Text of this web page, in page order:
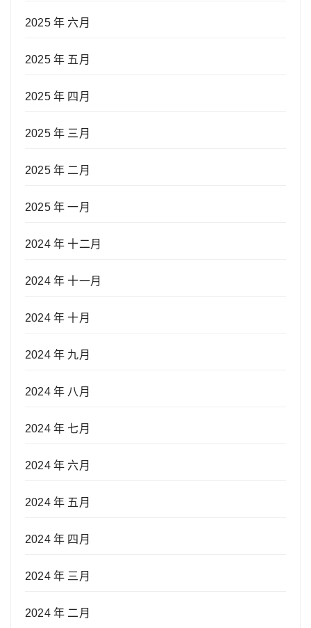
2025 年 六月
2025 年 五月
2025 年 四月
2025 年 三月
2025 年 二月
2025 年 一月
2024 年 十二月
2024 年 十一月
2024 年 十月
2024 年 九月
2024 年 八月
2024 年 七月
2024 年 六月
2024 年 五月
2024 年 四月
2024 年 三月
2024 年 二月